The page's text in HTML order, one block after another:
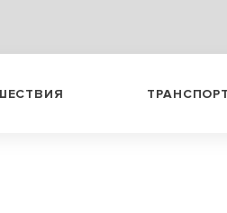
ТРАНСПОРТ